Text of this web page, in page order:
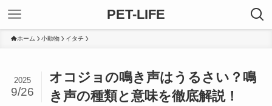
PET-LIFE
ホーム 小動物 イタチ
オコジョの鳴き声はうるさい？鳴
き声の種類と意味を徹底解説！
2025
9/26